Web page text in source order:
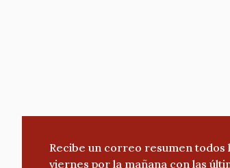
Recibe un correo resumen todos
viernes por la mañana con las